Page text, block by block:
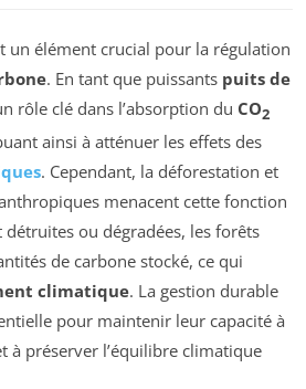
un élément crucial pour la régulation
. En tant que puissants puits de
rôle clé dans l’absorption du CO2
ainsi à atténuer les effets des
. Cependant, la déforestation et
menacent cette fonction
détruites ou dégradées, les forêts
de carbone stocké, ce qui
climatique. La gestion durable
pour maintenir leur capacité à
à préserver l’équilibre climatique